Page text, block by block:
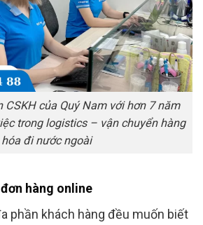
CSKH của Quý Nam với hơn 7 năm
trong logistics – vận chuyển hàng
hóa đi nước ngoài
hàng online
phần khách hàng đều muốn biết